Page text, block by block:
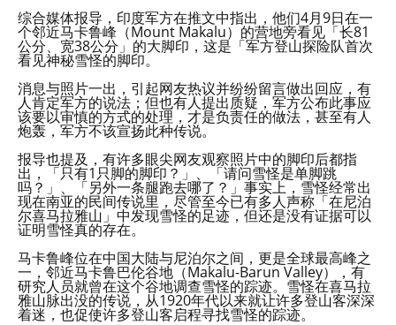
综合媒体报导，印度军方在推文中指出，他们4月9日在一
个邻近马卡鲁峰（Mount Makalu）的营地旁看见「长81
公分、宽38公分」的大脚印，这是「军方登山探险队首次
看见神秘雪怪的脚印。
消息与照片一出，引起网友热议并纷纷留言做出回应，有
人肯定军方的说法；但也有人提出质疑，军方公布此事应
该要以审慎的方式的处理，才是负责任的做法，甚至有人
炮轰，军方不该宣扬此种传说。
报导也提及，有许多眼尖网友观察照片中的脚印后都指
出，「只有1只脚的脚印？」、「请问雪怪是单脚跳
吗？」、「另外一条腿跑去哪了？」事实上，雪怪经常出
现在南亚的民间传说里，尽管至今已有多人声称「在尼泊
尔喜马拉雅山」中发现雪怪的足迹，但还是没有证据可以
证明雪怪真的存在。
马卡鲁峰位在中国大陆与尼泊尔之间，更是全球最高峰之
一，邻近马卡鲁巴伦谷地（Makalu-Barun Valley），有
研究人员就曾在这个谷地调查雪怪的踪迹。雪怪在喜马拉
雅山脉出没的传说，从1920年代以来就让许多登山客深深
着迷，也促使许多登山客启程寻找雪怪的踪迹。